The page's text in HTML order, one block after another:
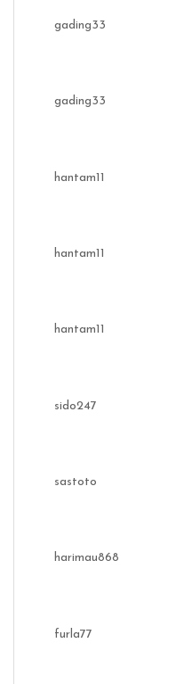
gading33
gading33
hantam11
hantam11
hantam11
sido247
sastoto
harimau868
furla77